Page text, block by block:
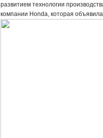
развитием технологии
компании Honda, которая